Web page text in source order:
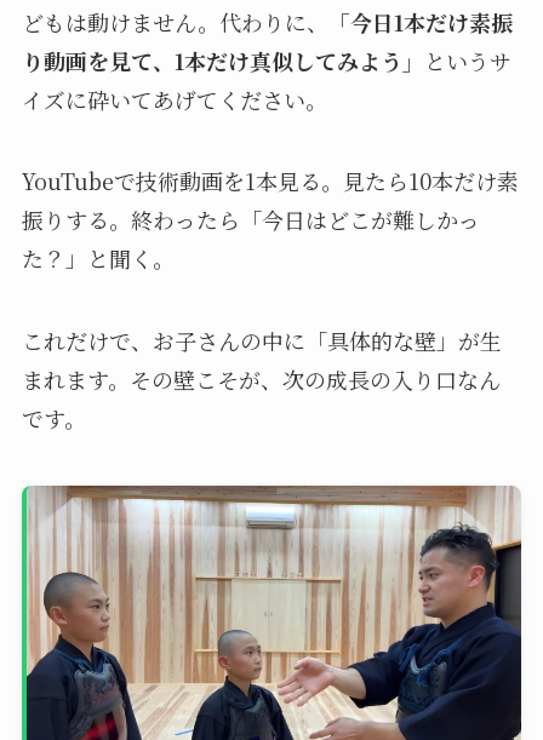
どもは動けません。代わりに、
「今日1本だけ素振
り動画を見て、1本だけ真似してみよう」
というサ
イズに砕いてあげてください。
YouTubeで技術動画を1本見る。見たら10本だけ素
振りする。終わったら「今日はどこが難しかっ
た？」と聞く。
これだけで、お子さんの中に「具体的な壁」が生
まれます。その壁こそが、次の成長の入り口なん
です。